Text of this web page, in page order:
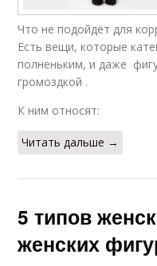
Что не подойдёт для
Есть вещи, которые
полненьким, и даже
громоздкой .
К ним относят:
Читать дальше →
5 типов
женских